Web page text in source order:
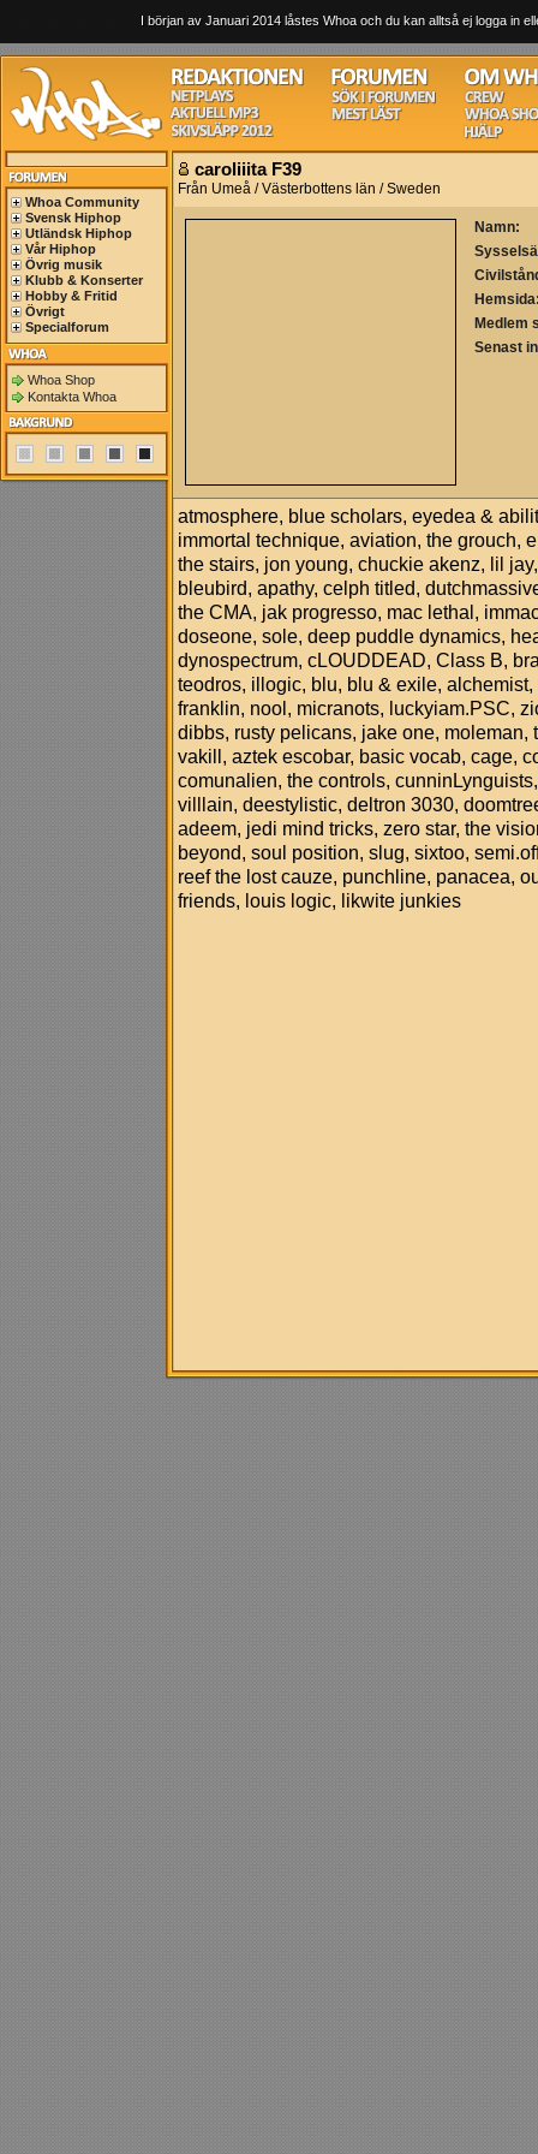
I början av Januari 2014 låstes Whoa och du kan alltså ej logga in
Whoa Community
Svensk Hiphop
Utländsk Hiphop
Vår Hiphop
Övrig musik
Klubb & Konserter
Hobby & Fritid
Övrigt
Specialforum
Whoa Shop
Kontakta Whoa
caroliiita F39
Från Umeå / Västerbottens län / Sweden
Namn:
Medlem
Senast
atmosphere, blue scholars, eyedea &
immortal technique, aviation, the grouch,
the stairs, jon young, chuckie akenz, lil
bleubird, apathy, celph titled,
the CMA, jak progresso, mac lethal,
doseone, sole, deep puddle dynamics,
dynospectrum, cLOUDDEAD, Class B,
teodros, illogic, blu, blu & exile,
franklin, nool, micranots, luckyiam.PSC,
dibbs, rusty pelicans, jake one,
vakill, aztek escobar, basic vocab, cage,
comunalien, the controls,
villlain, deestylistic, deltron 3030,
adeem, jedi mind tricks, zero star, the
beyond, soul position, slug, sixtoo,
reef the lost cauze, punchline, panacea,
friends, louis logic, likwite junkies